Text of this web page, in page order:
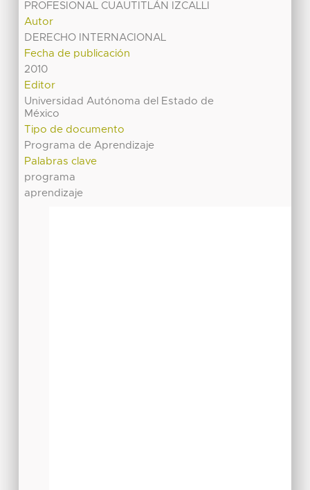
PROFESIONAL CUAUTITLÁN IZCALLI
Autor
DERECHO INTERNACIONAL
Fecha de publicación
2010
Editor
Universidad Autónoma del Estado de
México
Tipo de documento
Programa de Aprendizaje
Palabras clave
programa
aprendizaje